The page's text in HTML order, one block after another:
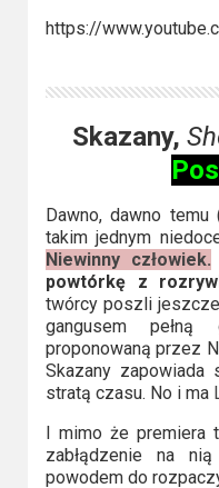
https://
Skazany,
Dawno, dawno
takim jednym
Niewinny człowiek.
powtórkę z
twórcy poszli
gangusem
proponowaną przez
Skazany
stratą czasu. No i ma
I mimo że premiera
zabłądzenie na
powodem do